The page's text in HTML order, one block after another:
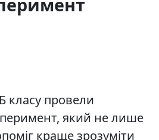
класу провели
який не лише
краще зрозуміти